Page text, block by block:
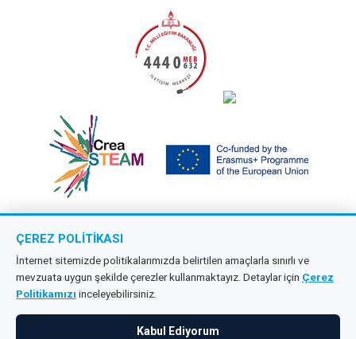
Copyright © 2026 Çağdaş Öncü Okullar
Tüm hakları saklıdır.
KVKK
ÇEREZ POLITIKASI
İnternet sitemizde politikalarımızda belirtilen amaçlarla sınırlı ve
mevzuata uygun şekilde çerezler kullanmaktayız. Detaylar için Çerez
Politikamızı inceleyebilirsiniz.
Kabul Ediyorum